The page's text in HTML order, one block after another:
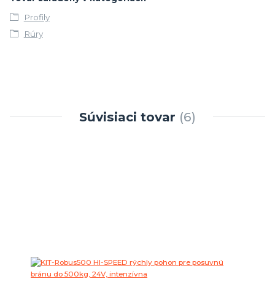
Profily
Rúry
Súvisiaci tovar 6